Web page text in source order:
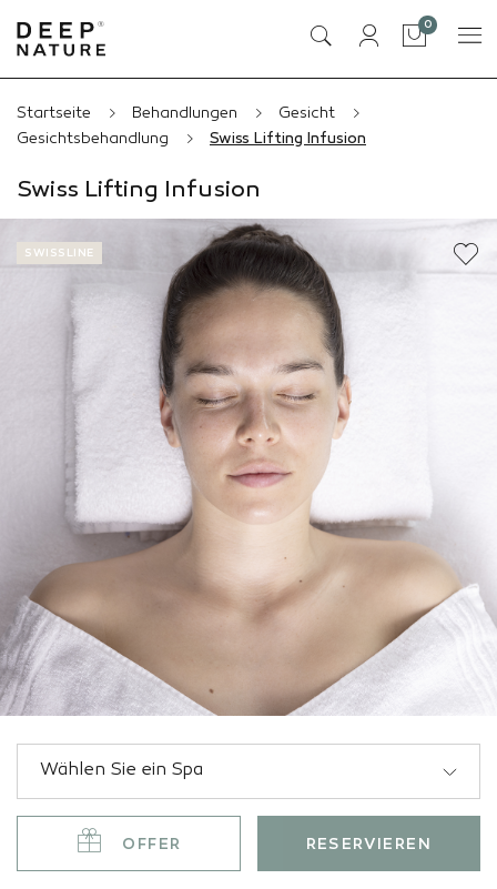
Tasche
0Artikel
Startseite Behandlungen
Gesicht
Gesichtsbehandlung
Swiss Lifting Infusion
Swiss Lifting Infusion
SWISSLINE
OFFER RESERVIEREN